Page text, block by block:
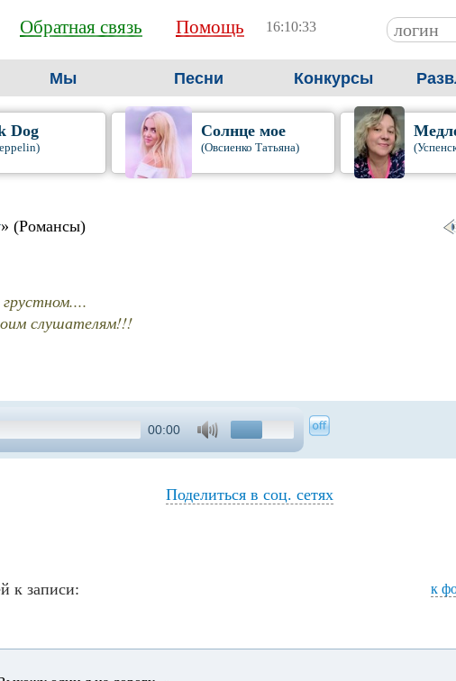
Обратная связь Помощь 16:10:34
Мы Песни Конкурсы
Dog Солнце мое
(Овсиенко Татьяна)
» (Романсы)
слушателям!!!
00:00
Поделиться в соц. сетях
к записи: к